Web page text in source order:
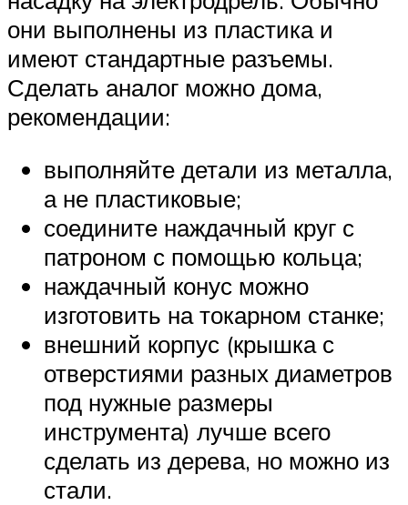
они выполнены из пластика и
имеют стандартные разъемы.
Сделать аналог можно дома,
рекомендации:
выполняйте детали из металла,
а не пластиковые;
соедините наждачный круг с
патроном с помощью кольца;
наждачный конус можно
изготовить на токарном станке;
внешний корпус (крышка с
отверстиями разных диаметров
под нужные размеры
инструмента) лучше всего
сделать из дерева, но можно из
стали.